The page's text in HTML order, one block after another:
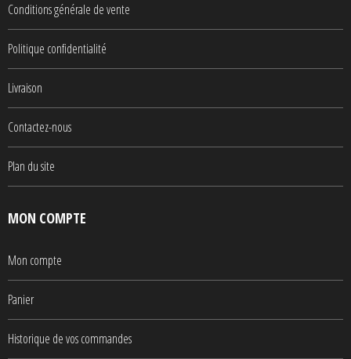
Conditions générale de vente
Politique confidentialité
Livraison
Contactez-nous
Plan du site
MON COMPTE
Mon compte
Panier
Historique de vos commandes